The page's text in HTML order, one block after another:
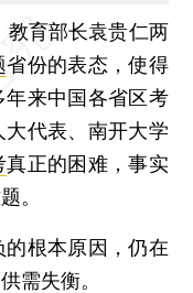
教育部长袁贵仁两
省份的表态，使得
来中国各省区考
代表、南开大学
真正的困难，事实
。
根本原因，仍在
需失衡。